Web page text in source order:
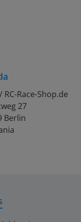
RC-Race-Shop.de
27
Berlin